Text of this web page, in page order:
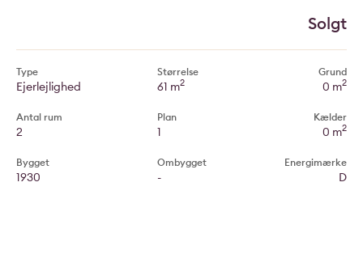
Solgt
Type
Ejerlejlighed
Antal rum
2
Bygget
1930
Størrelse
61 m2
Plan
1
Ombygget
-
Grund
0 m2
Kælder
0 m2
Energimærke
D